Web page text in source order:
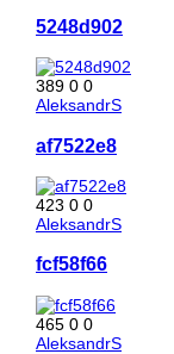
5248d902
389 0 0
AleksandrS
af7522e8
423 0 0
AleksandrS
fcf58f66
465 0 0
AleksandrS